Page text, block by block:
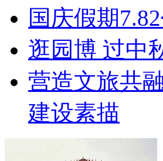
国庆假期
逛园博 过中
营造文旅共
建设素描